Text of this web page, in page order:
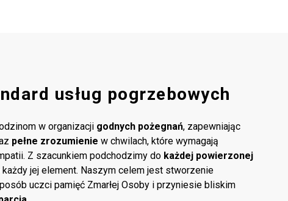
usług pogrzebowych
w organizacji godnych pożegnań, zapewniając
pełne zrozumienie w chwilach, które wymagają
Z szacunkiem podchodzimy do każdej powierzonej
każdy jej element. Naszym celem jest stworzenie
uczci pamięć Zmarłej Osoby i przyniesie bliskim